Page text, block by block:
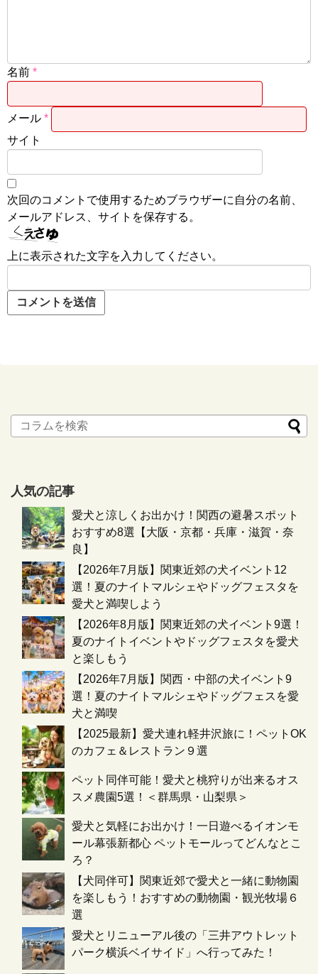
名前 *
メール *
サイト
次回のコメントで使用するためブラウザーに自分の名前、
メールアドレス、サイトを保存する。
上に表示された文字を入力してください。
人気の記事
愛犬と涼しくお出かけ！関西の避暑スポット
おすすめ8選【大阪・京都・兵庫・滋賀・奈
良】
【2026年7月版】関東近郊の犬イベント12
選！夏のナイトマルシェやドッグフェスタを
愛犬と満喫しよう
【2026年8月版】関東近郊の犬イベント9選！
夏のナイトイベントやドッグフェスタを愛犬
と楽しもう
【2026年7月版】関西・中部の犬イベント9
選！夏のナイトマルシェやドッグフェスを愛
犬と満喫
【2025最新】愛犬連れ軽井沢旅に！ペットOK
のカフェ＆レストラン９選
ペット同伴可能！愛犬と桃狩りが出来るオス
スメ農園5選！＜群馬県・山梨県＞
愛犬と気軽にお出かけ！一日遊べるイオンモ
ール幕張新都心 ペットモールってどんなとこ
ろ？
【犬同伴可】関東近郊で愛犬と一緒に動物園
を楽しもう！おすすめの動物園・観光牧場６
選
愛犬とリニューアル後の「三井アウトレット
パーク横浜ベイサイド」へ行ってみた！